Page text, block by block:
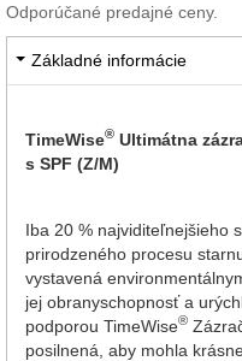
Odporúčané predajné ceny.
Základné informácie
TimeWise® Ultimátna
s SPF (Z/M)
Iba 20 % najviditeľnejšieho
prirodzeného procesu
vystavená
jej obranyschopnosť a
podporou TimeWise®
posilnená, aby mohla